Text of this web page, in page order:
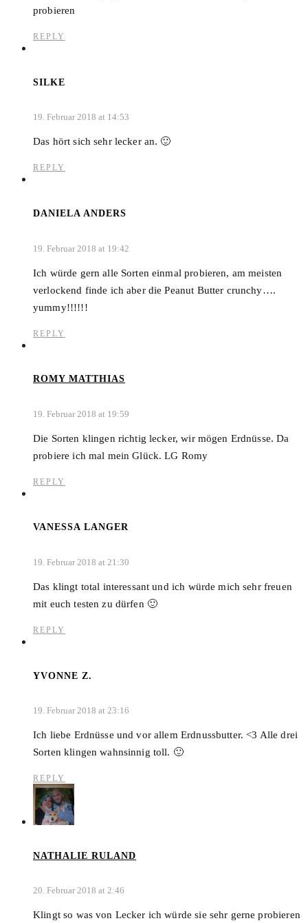
probieren
REPLY
SILKE
19. Februar 2018 at 14:53
Das hört sich sehr lecker an. 🙂
REPLY
DANIELA ANDERS
19. Februar 2018 at 19:42
Ich würde gern alle Sorten einmal probieren, am meisten
verlockend finde ich aber die Peanut Butter crunchy….
yummy!!!!!!
REPLY
ROMY MATTHIAS
19. Februar 2018 at 19:59
Die Sorten klingen richtig lecker, wir mögen Erdnüsse. Da
probiere ich mal mein Glück. LG Romy
REPLY
VANESSA LANGER
19. Februar 2018 at 21:30
Das klingt total interessant und ich würde mich sehr freuen
mit euch testen zu dürfen 🙂
REPLY
YVONNE Z.
19. Februar 2018 at 23:16
Ich liebe Erdnüsse und vor allem Erdnussbutter. <3 Alle drei
Sorten klingen wahnsinnig toll. 🙂
REPLY
NATHALIE RULAND
20. Februar 2018 at 2:46
Klingt so was von Lecker ich würde sie sehr gerne probieren